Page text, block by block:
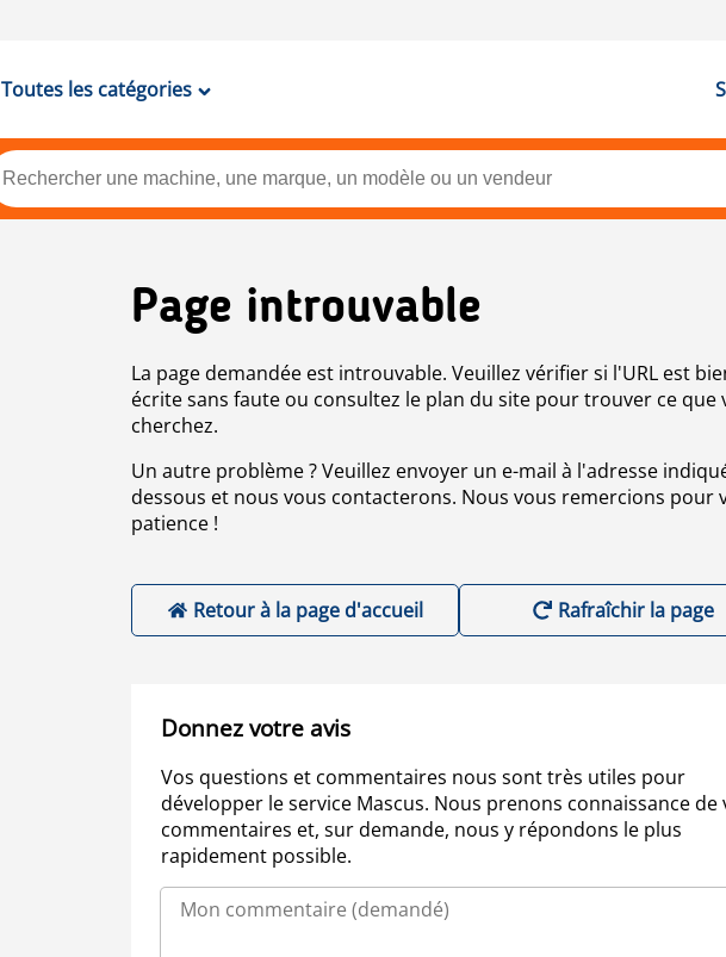
Toutes les catégories
Page introuvable
La page demandée est introuvable. Veuillez vérifier si l'URL est
écrite sans faute ou consultez le plan du site pour trouver ce que
cherchez.
Un autre problème ? Veuillez envoyer un e-mail à l'adresse
dessous et nous vous contacterons. Nous vous remercions pour
patience !
Retour à la page d'accueil Rafraîchir la page
Donnez votre avis
Vos questions et commentaires nous sont très utiles pour
développer le service Mascus. Nous prenons connaissance de
commentaires et, sur demande, nous y répondons le plus
rapidement possible.